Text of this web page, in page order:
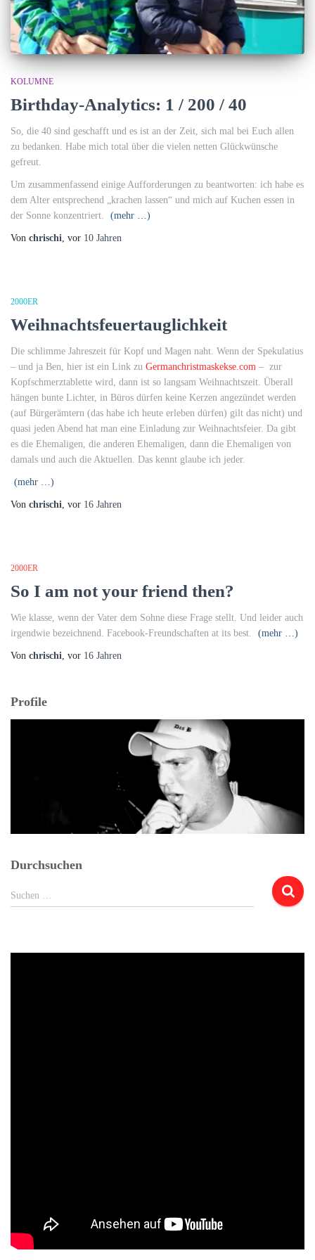
KOLUMNE
Birthday-Analytics: 1 / 200 / 40
So, die 40 sind geschafft und es ist an der Zeit, sich mal bei Euch allen
zu bedanken. Habe mich total über die vielen netten Glückwünsche
gefreut.
Um zusammenfassend einige Aufforderungen zu beantworten: ich habe es
dem Alter entsprechend „krachen lassen“ und mich auf Kuchen essen in
der Sonne konzentriert.
(mehr …)
Von chrischi , vor 10 Jahren
2000ER
Weihnachtsfeuertauglichkeit
Die schlimme Jahreszeit für Kopf und Magen naht. Wenn der Spekulatius
– und ja Ben, hier ist ein Link zu Germanchristmaskekse.com – zur
Kopfschmerztablette wird, dann ist so langsam Weihnachtszeit. Überall
hängen bunte Lichter, in Büros dürfen keine Kerzen angezündet werden
(auf Bürgerämtern (das habe ich heute erleben dürfen) gilt das nicht) und
quasi jeden Abend hat man eine Einladung zur Weihnachtsfeier. Da gibt
es die Ehemaligen, die anderen Ehemaligen, dann die Ehemaligen von
damals und auch die Aktuellen. Das kennt glaube ich jeder.
(mehr …)
Von chrischi , vor 16 Jahren
2000ER
So I am not your friend then?
Wie klasse, wenn der Vater dem Sohne diese Frage stellt. Und leider auch
irgendwie bezeichnend. Facebook-Freundschaften at its best.
(mehr …)
Von chrischi , vor 16 Jahren
Profile
Durchsuchen
nach:
Suchen …